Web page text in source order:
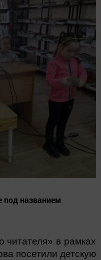
под названием
в рамках
посетили детскую